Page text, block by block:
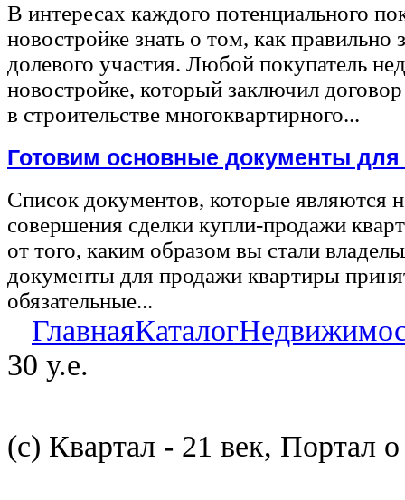
В интересах каждого потенциального
новостройке знать о том, как правильно
долевого участия. Любой покупатель
новостройке, который заключил
в строительстве многоквартирного...
Готовим основные документы
Список документов, которые являются
совершения сделки купли-продажи
от того, каким образом вы стали
документы для продажи квартиры
обязательные...
ГлавнаяКаталог
30 у.е.
(с) Квартал - 21 век, Портал